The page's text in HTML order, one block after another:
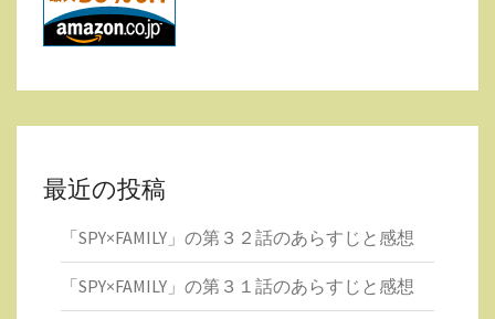
最近の投稿
「SPY×FAMILY」の第３２話のあらすじと感想
「SPY×FAMILY」の第３１話のあらすじと感想